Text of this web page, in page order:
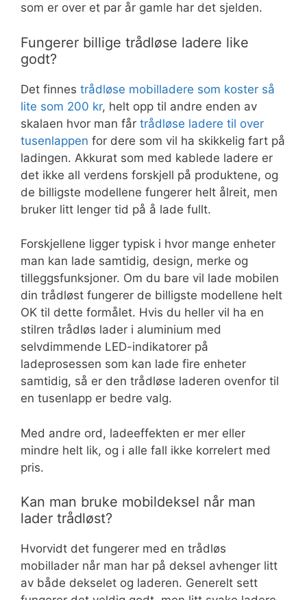
som er over et par år gamle har det sjelden.
Fungerer billige trådløse ladere like
godt?
Det finnes trådløse mobilladere som koster så
lite som 200 kr, helt opp til andre enden av
skalaen hvor man får trådløse ladere til over
tusenlappen for dere som vil ha skikkelig fart på
ladingen. Akkurat som med kablede ladere er
det ikke all verdens forskjell på produktene, og
de billigste modellene fungerer helt ålreit, men
bruker litt lenger tid på å lade fullt.
Forskjellene ligger typisk i hvor mange enheter
man kan lade samtidig, design, merke og
tilleggsfunksjoner. Om du bare vil lade mobilen
din trådløst fungerer de billigste modellene helt
OK til dette formålet. Hvis du heller vil ha en
stilren trådløs lader i aluminium med
selvdimmende LED-indikatorer på
ladeprosessen som kan lade fire enheter
samtidig, så er den trådløse laderen ovenfor til
en tusenlapp er bedre valg.
Med andre ord, ladeeffekten er mer eller
mindre helt lik, og i alle fall ikke korrelert med
pris.
Kan man bruke mobildeksel når man
lader trådløst?
Hvorvidt det fungerer med en trådløs
mobillader når man har på deksel avhenger litt
av både dekselet og laderen. Generelt sett